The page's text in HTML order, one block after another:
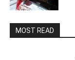
MOST READ